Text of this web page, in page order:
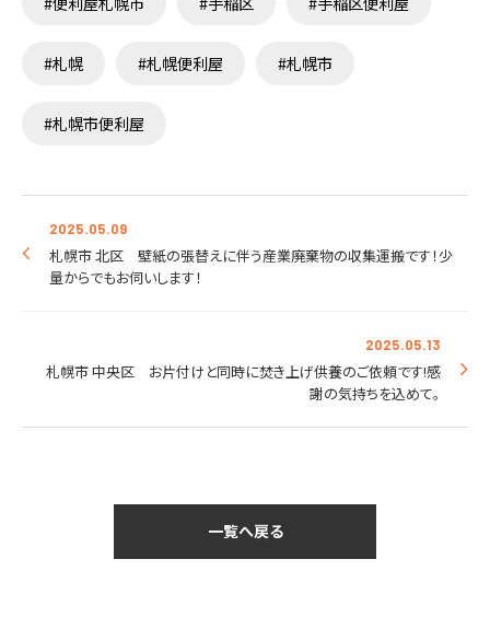
#札幌 #札幌便利屋 #札幌市
#札幌市便利屋
2025.05.09
札幌市 北区 壁紙の張替えに伴う産業廃棄物の収集運搬です！少
量からでもお伺いします！
2025.05.13
札幌市 中央区 お片付けと同時に焚き上げ供養のご依頼です!感
謝の気持ちを込めて。
一覧へ戻る